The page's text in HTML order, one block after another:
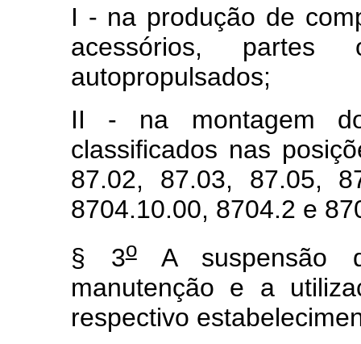
I - na produção de
acessórios,
autopropulsados;
II - na montagem
classificados nas
87.02, 87.03, 87.05,
8704.10.00, 8704.2 e
§ 3oA suspensão
manutenção e a
respectivo